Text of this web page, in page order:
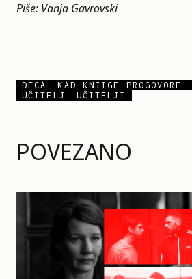
POVEZANO
Piše: Vanja Gavrovski
DECA KAD KNJIGE PROGOVORE
UČITELJ
UČITELJI